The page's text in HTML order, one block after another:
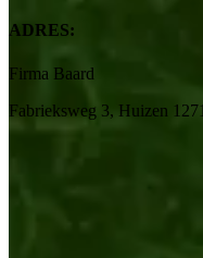
ADRES:
Firma Baard
Fabrieksweg 3, Huizen